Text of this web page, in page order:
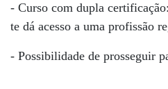
- Curso com dupla
te dá acesso a uma profissão
- Possibilidade de prosseguir